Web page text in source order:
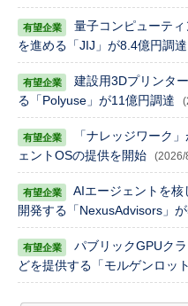
量子コンピューテ
を進める「JIJ」が8.4億円調達
建設用3Dプリンタ
る「Polyuse」が11億円調達
「ナレッジワーク
ェントOSの提供を開始
(2026/
AIエージェントを核
開発する「NexusAdvisors」
パブリックGPUク
どを提供する「モルゲンロッ